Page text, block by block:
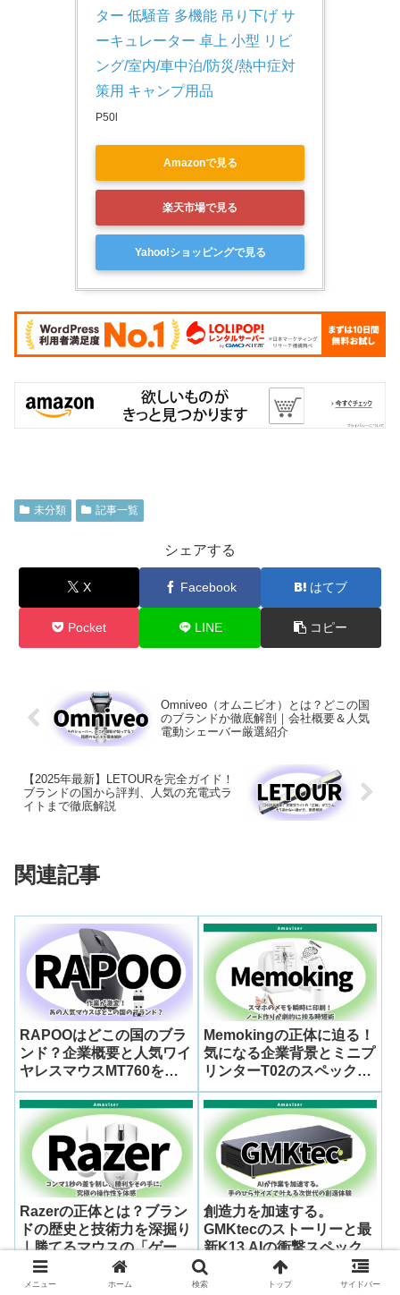
ター 低騒音 多機能 吊り下げ サ
ーキュレーター 卓上 小型 リビ
ング/室内/車中泊/防災/熱中症対
策用 キャンプ用品
P50l
Amazonで見る
楽天市場で見る
Yahoo!ショッピングで見る
未分類 記事一覧
シェアする
X Facebook はてブ
Pocket LINE コピー
Omniveo（オムニビオ）とは？どこの国
のブランドか徹底解剖｜会社概要＆人気
電動シェーバー厳選紹介
【2025年最新】LETOURを完全ガイド！
ブランドの国から評判、人気の充電式ラ
イトまで徹底解説
関連記事
RAPOOはどこの国のブラ
ンド？企業概要と人気ワイ
ヤレスマウスMT760を徹
底解説
Memokingの正体に迫る！
気になる企業背景とミニプ
リンターT02のスペック・
評判を徹底レビュー
Razerの正体とは？ブラン
ドの歴史と技術力を深掘り
｜勝てるマウスの「ゲーミ
ングマウス Viper V4
Pro」を完全解説
創造力を加速する。
GMKtecのストーリーと最
新K13 AIの衝撃スペック
メニュー ホーム 検索 トップ サイドバー